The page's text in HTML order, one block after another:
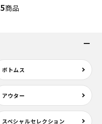
5商品
ボトムス
アウター
スペシャルセレクション